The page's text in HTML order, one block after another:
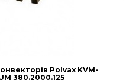
Рolvax KVM-
380.2000.125